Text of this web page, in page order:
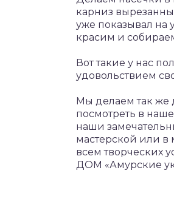
карниз
уже показывал на
красим и
Вот такие у нас
удовольствием
Мы делаем так же
посмотреть в
наши
мастерской или в
всем творческих
ДОМ «Амурские